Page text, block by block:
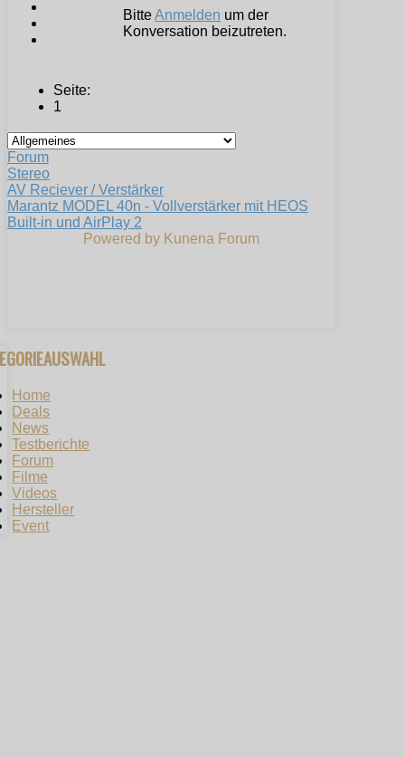
BitteAnmelden um der
Konversation beizutreten.
Seite:
1
Forum
Stereo
AV Reciever / Verstärker
Marantz MODEL 40n - Vollverstärker mit HEOS
Built-in und AirPlay 2
Powered by Kunena Forum
Home
Deals
News
Testberichte
Forum
Filme
Videos
Hersteller
Event